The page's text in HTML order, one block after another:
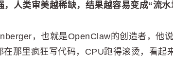
，人类审美越稀缺，结果越容易变成“流水
，也就是OpenClaw的创造者，他
在那里疯狂写代码，CPU跑得滚烫，看起